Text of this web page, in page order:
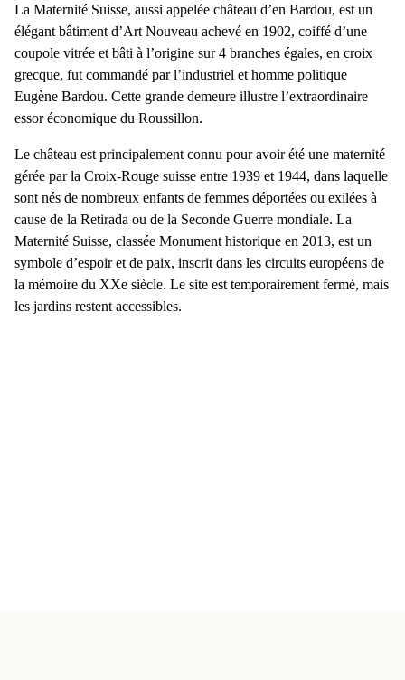
La Maternité Suisse, aussi appelée château d’en Bardou, est un
élégant bâtiment d’Art Nouveau achevé en 1902, coiffé d’une
coupole vitrée et bâti à l’origine sur 4 branches égales, en croix
grecque, fut commandé par l’industriel et homme politique
Eugène Bardou. Cette grande demeure illustre l’extraordinaire
essor économique du Roussillon.
Le château est principalement connu pour avoir été une maternité
gérée par la Croix-Rouge suisse entre 1939 et 1944, dans laquelle
sont nés de nombreux enfants de femmes déportées ou exilées à
cause de la Retirada ou de la Seconde Guerre mondiale. La
Maternité Suisse, classée Monument historique en 2013, est un
symbole d’espoir et de paix, inscrit dans les circuits européens de
la mémoire du XXe siècle. Le site est temporairement fermé, mais
les jardins restent accessibles.